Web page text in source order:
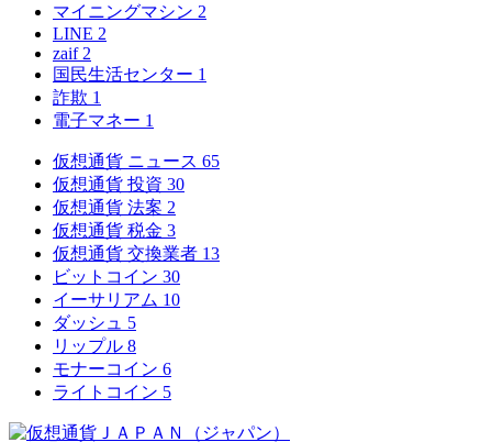
マイニングマシン 2
LINE 2
zaif 2
国民生活センター 1
詐欺 1
電子マネー 1
仮想通貨 ニュース 65
仮想通貨 投資 30
仮想通貨 法案 2
仮想通貨 税金 3
仮想通貨 交換業者 13
ビットコイン 30
イーサリアム 10
ダッシュ 5
リップル 8
モナーコイン 6
ライトコイン 5